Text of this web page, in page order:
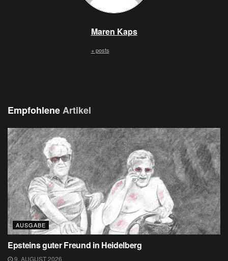
Maren Kaps
+ posts
EmpfohleneArtikel
AUSGABE
Epsteins guter Freund in Heidelberg
9. AUGUST 2026